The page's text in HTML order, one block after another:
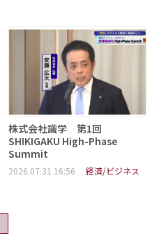
株式会社識学 第1回
SHIKIGAKU High-Phase
Summit
2026.07.31 16:56 経済/ビジネス